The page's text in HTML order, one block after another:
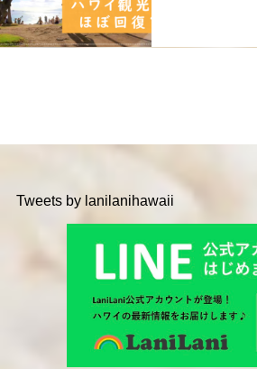
Tweets by lanilanihawaii